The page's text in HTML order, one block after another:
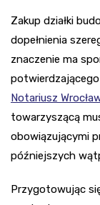
Zakup działki
dopełnienia
znaczenie ma
Notariusz
towarzyszącą
obowiązującymi
późniejszych
Przygotowując